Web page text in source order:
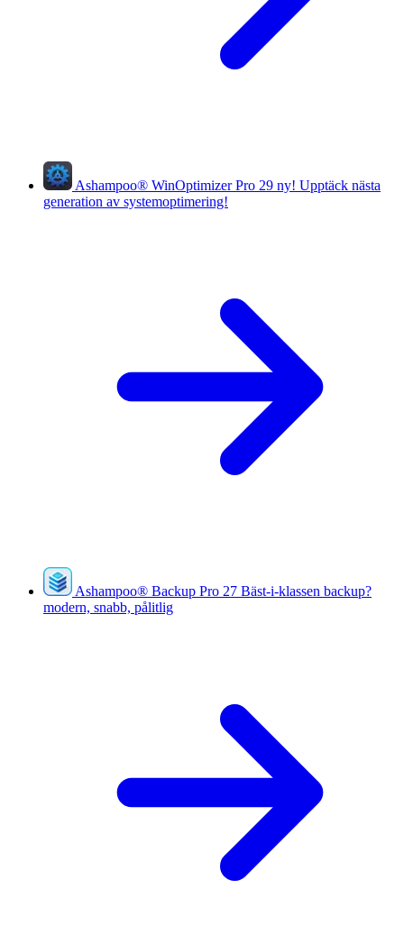
Ashampoo® WinOptimizer Pro 29 ny! Upptäck nästa
generation av systemoptimering!
Ashampoo® Backup Pro 27 Bäst-i-klassen backup?
modern, snabb, pålitlig